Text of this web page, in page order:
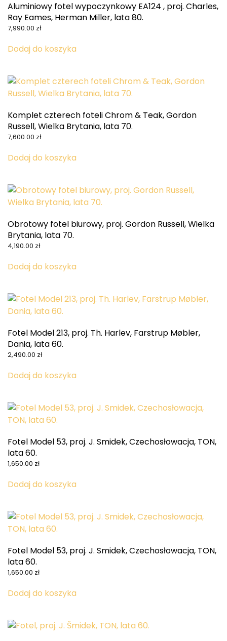
Aluminiowy fotel wypoczynkowy EA124 , proj. Charles,
Ray Eames, Herman Miller, lata 80.
7,990.00 zł
Dodaj do koszyka
Komplet czterech foteli Chrom & Teak, Gordon
Russell, Wielka Brytania, lata 70.
7,600.00 zł
Dodaj do koszyka
Obrotowy fotel biurowy, proj. Gordon Russell, Wielka
Brytania, lata 70.
4,190.00 zł
Dodaj do koszyka
Fotel Model 213, proj. Th. Harlev, Farstrup Møbler,
Dania, lata 60.
2,490.00 zł
Dodaj do koszyka
Fotel Model 53, proj. J. Smidek, Czechosłowacja, TON,
lata 60.
1,650.00 zł
Dodaj do koszyka
Fotel Model 53, proj. J. Smidek, Czechosłowacja, TON,
lata 60.
1,650.00 zł
Dodaj do koszyka